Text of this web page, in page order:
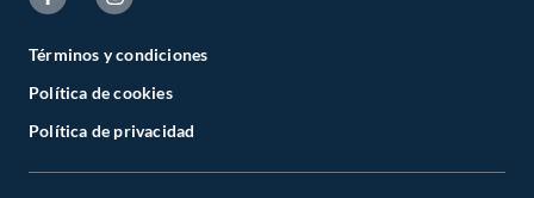
Términos y condiciones
Política de cookies
Política de privacidad